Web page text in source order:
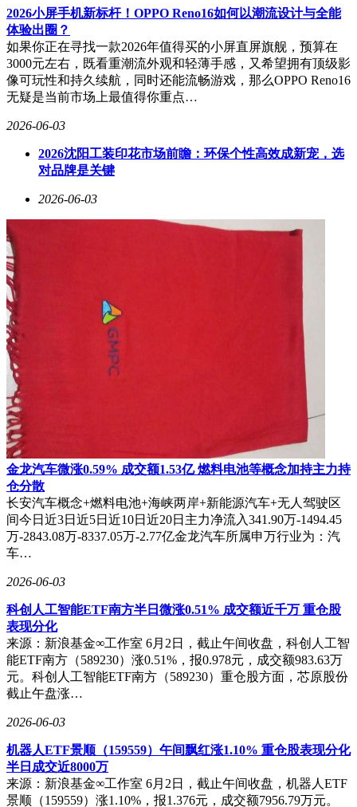
2026小屏手机新标杆！OPPO Reno16如何以潮流设计与全能
体验出圈？
如果你正在寻找一款2026年值得买的小屏直屏旗舰，预算在
3000元左右，既看重潮流外观和轻薄手感，又希望拥有顶级影
像可玩性和持久续航，同时还能流畅游戏，那么OPPO Reno16
无疑是当前市场上最值得你重点…
2026-06-03
2026沈阳工装印花市场前瞻：环保个性高效成新宠，选
对品牌是关键
2026-06-03
金龙汽车微涨0.59% 成交额1.53亿 燃料电池等概念加持主力持
仓分散
长安汽车概念+燃料电池+海峡两岸+新能源汽车+无人驾驶区
间今日近3日近5日近10日近20日主力净流入341.90万-1494.45
万-2843.08万-8337.05万-2.77亿金龙汽车所属申万行业为：汽
车…
2026-06-03
科创人工智能ETF南方半日微涨0.51% 成交额近千万 重仓股
表现分化
来源：新浪基金∞工作室 6月2日，截止午间收盘，科创人工智
能ETF南方（589230）涨0.51%，报0.978元，成交额983.63万
元。科创人工智能ETF南方（589230）重仓股方面，芯原股份
截止午盘涨…
2026-06-03
机器人ETF景顺（159559）午间飘红涨1.10% 重仓股表现分化
半日成交近8000万
来源：新浪基金∞工作室 6月2日，截止午间收盘，机器人ETF
景顺（159559）涨1.10%，报1.376元，成交额7956.79万元。